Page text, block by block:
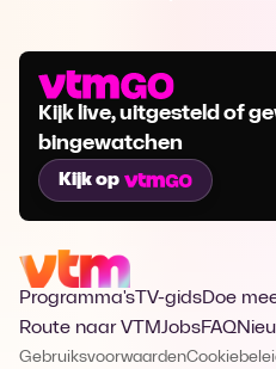
Kijk live, uitgesteld of
bingewatchen
Kijk op
Programma's TV-gidsDoe
Route naar VTMJobsFAQ
Gebruiksvoorwaarden